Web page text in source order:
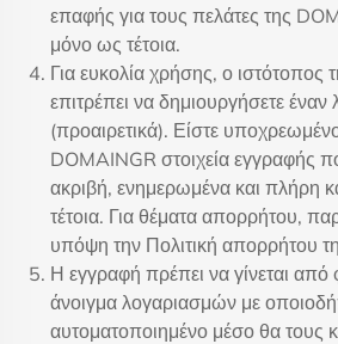
επαφής για τους πελάτες της
μόνο ως τέτοια.
Για ευκολία χρήσης, ο
επιτρέπει να δημιουργήσετε
(προαιρετικά). Είστε
DOMAINGR στοιχεία εγγραφής
ακριβή, ενημερωμένα και πλήρη
τέτοια. Για θέματα απορρήτου,
υπόψη την Πολιτική απορρήτου
Η εγγραφή πρέπει να γίνεται
άνοιγμα λογαριασμών με
αυτοματοποιημένο μέσο θα τους